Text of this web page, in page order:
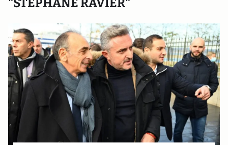
"STEPHANE RAVIER"